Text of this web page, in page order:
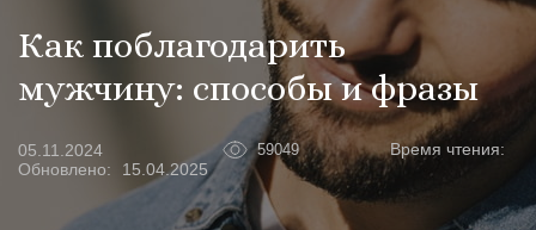
Как поблагодарить
мужчину: способы и фразы
05.11.2024 59049
Время чтения:
Обновлено:
15.04.2025